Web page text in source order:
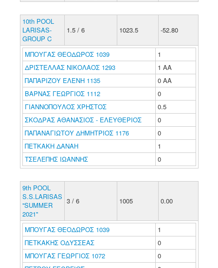
10th POOL
LARISAS-
GROUP C
1.5 / 6 1023.5 -52.80
ΜΠΟΥΓΑΣ ΘΕΟΔΩΡΟΣ 1039
1
ΔΡΙΣΤΕΛΛΑΣ ΝΙΚΟΛΑΟΣ 1293
1 ΑΑ
ΠΑΠΑΡΙΖΟΥ ΕΛΕΝΗ 1135
0 ΑΑ
ΒΑΡΝΑΣ ΓΕΩΡΓΙΟΣ 1112
0
ΓΙΑΝΝΟΠΟΥΛΟΣ ΧΡΗΣΤΟΣ
0.5
ΣΚΟΔΡΑΣ ΑΘΑΝΑΣΙΟΣ - ΕΛΕΥΘΕΡΙΟΣ
0
ΠΑΠΑΝΑΓΙΩΤΟΥ ΔΗΜΗΤΡΙΟΣ 1176
0
ΠΕΤΚΑΚΗ ΔΑΝΑΗ
1
ΤΣΕΛΕΠΗΣ ΙΩΑΝΝΗΣ
0
9th POOL
S.S.LARISAS
''SUMMER
2021''
3 / 6 1005 0.00
ΜΠΟΥΓΑΣ ΘΕΟΔΩΡΟΣ 1039
1
ΠΕΤΚΑΚΗΣ ΟΔΥΣΣΕΑΣ
0
ΜΠΟΥΓΑΣ ΓΕΩΡΓΙΟΣ 1072
0